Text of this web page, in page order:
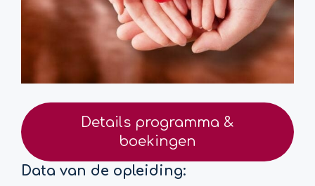
Details programma &
boekingen
Data van de opleiding: